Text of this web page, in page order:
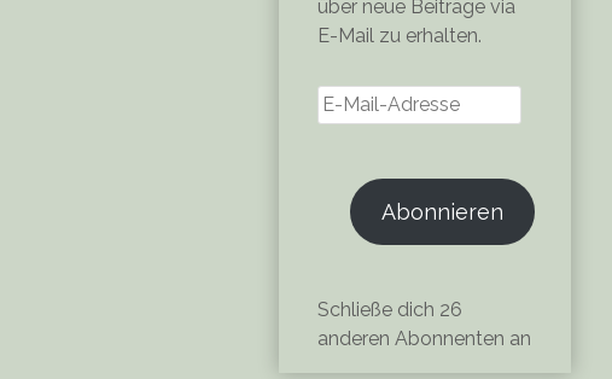
über neue Beiträge via
E-Mail zu erhalten.
E-
Mail-
Abonnieren
Schließe dich 26
anderen Abonnenten an